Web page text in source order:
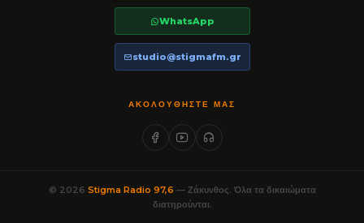
WhatsApp
studio@stigmafm.gr
ΑΚΟΛΟΥΘΉΣΤΕ ΜΑΣ
© 2026 Stigma Radio 97,6 — Ζάκυνθος. Όλα τα δικαιώματα
διατηρούνται.